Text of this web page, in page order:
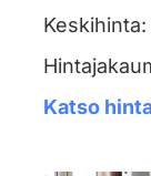
Katso